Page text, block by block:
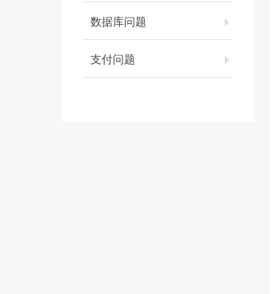
数据库问题
支付问题